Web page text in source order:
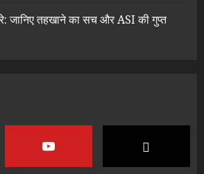
जानिए तहखाने का सच और ASI की गुप्त